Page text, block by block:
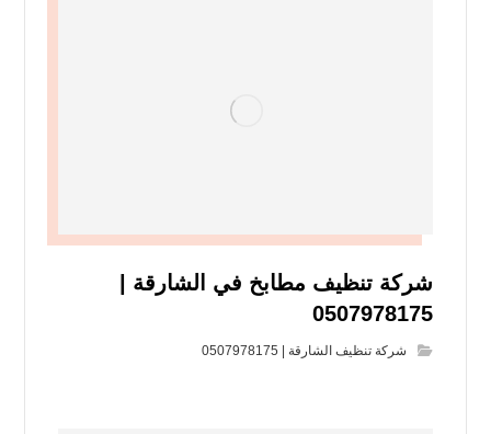
شركة تنظيف مطابخ في الشارقة |
0507978175
شركة تنظيف الشارقة | 0507978175